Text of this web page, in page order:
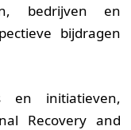
bedrijven en
bijdragen
en initiatieven,
Recovery and